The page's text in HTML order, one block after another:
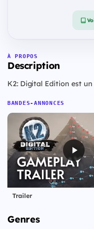
À PROPOS
Description
K2: Digital Edition est
BANDES-ANNONCES
Trailer
Genres